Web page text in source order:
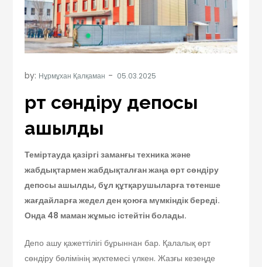
by: Нұрмұхан Қалқаман
Өрт сөндіру депосы
ашылды
Теміртауда қазіргі заманғы техника және
жабдықтармен жабдықталған жаңа өрт сөндіру
депосы ашылды, бұл құтқарушыларға төтенше
жағдайларға жедел ден қоюға мүмкіндік береді.
Онда 48 маман жұмыс істейтін болады.
Депо ашу қажеттілігі бұрыннан бар. Қалалық өрт
сөндіру бөлімінің жүктемесі үлкен. Жазғы кезеңде